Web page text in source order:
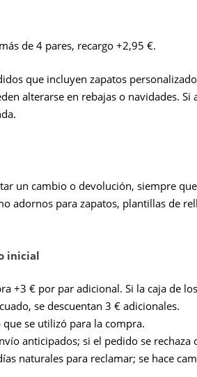
de 4 pares, recargo +2,95 €.
que incluyen zapatos
alterarse en rebajas o navidades.
un cambio o devolución, siempre
adornos para zapatos, plantillas de
inicial
+3 € por par adicional. Si la caja de
se descuentan 3 € adicionales.
se utilizó para la compra.
anticipados; si el pedido se rechaza
naturales para reclamar; se hace